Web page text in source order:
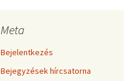
Meta
Bejelentkezés
Bejegyzések hírcsatorna